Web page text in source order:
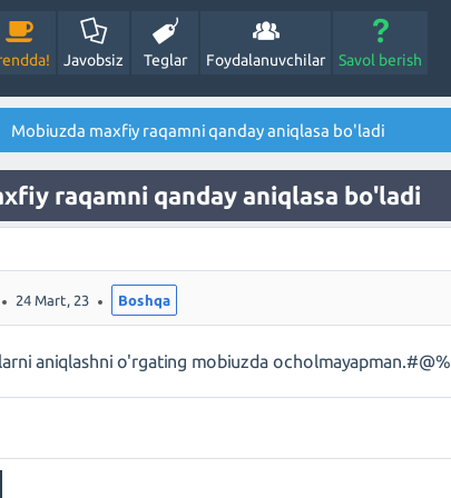
Javobsiz Teglar Foydalanuvchilar Savol berish
Mobiuzda maxfiy raqamni qanday aniqlasa bo'ladi
raqamni qanday aniqlasa bo'ladi
24 Mart, 23 Boshqa
aniqlashni o'rgating mobiuzda ocholmayapman.#@%